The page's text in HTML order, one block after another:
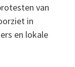
van
in
en lokale